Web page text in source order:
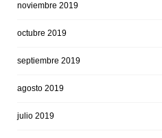
noviembre 2019
octubre 2019
septiembre 2019
agosto 2019
julio 2019